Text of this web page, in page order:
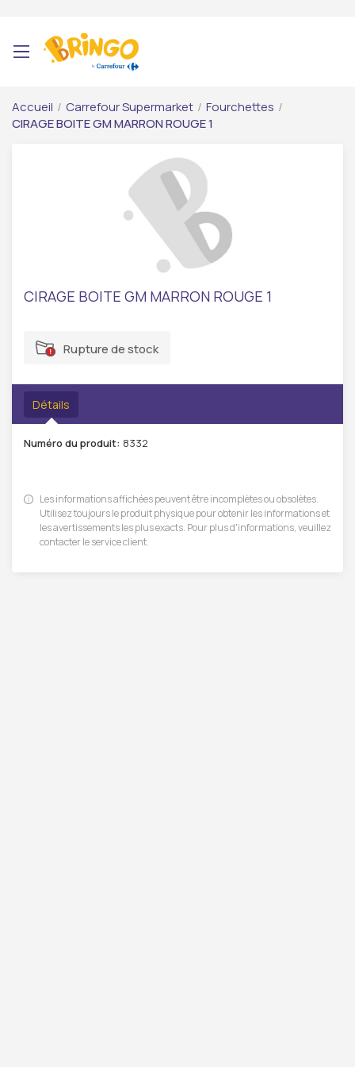
Accueil / Carrefour Supermarket / Fourchettes /
CIRAGE BOITE GM MARRON ROUGE 1
CIRAGE BOITE GM MARRON ROUGE 1
Rupture de stock
Détails
Numéro du produit: 8332
Les informations affichées peuvent être incomplètes ou obsolètes.
Utilisez toujours le produit physique pour obtenir les informations et
les avertissements les plus exacts. Pour plus d'informations, veuillez
contacter le service client.